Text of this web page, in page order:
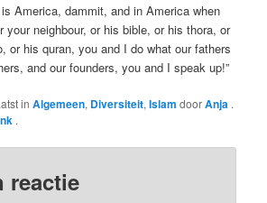
America, dammit, and in America when
your neighbour, or his bible, or his thora, or
or his quran, you and I do what our fathers
and our founders, you and I speak up!”
inAlgemeen, Diversiteit,Islam doorAnja .
.
reactie